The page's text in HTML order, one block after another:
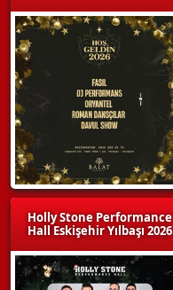
Holly Stone Performance
Hall Eskişehir Yılbaşı 2026